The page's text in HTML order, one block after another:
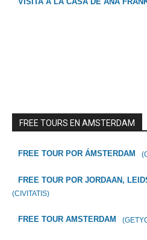
FREE TOURS EN AMSTERDAM
FREE TOUR POR ÁMSTERDAM
FREE TOUR POR JORDAAN,
(CIVITATIS)
FREE TOUR AMSTERDAM